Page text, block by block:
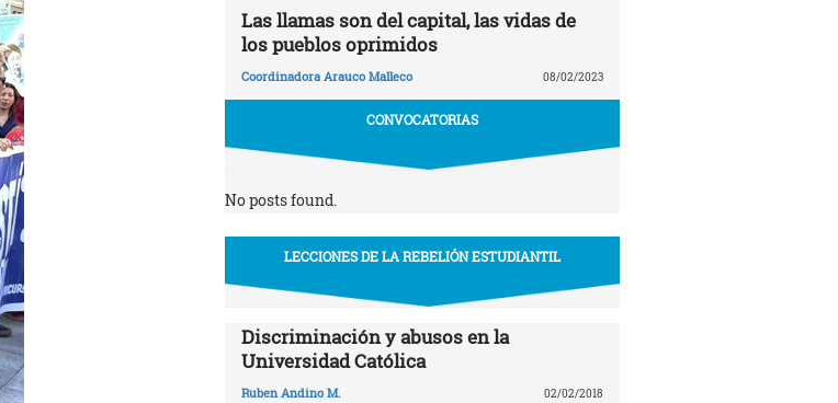
Las llamas son del capital, las vidas de
los pueblos oprimidos
Coordinadora Arauco Malleco 08/02/2023
CONVOCATORIAS
No posts found.
LECCIONES DE LA REBELIÓN ESTUDIANTIL
Discriminación y abusos en la
Universidad Católica
Ruben Andino M. 02/02/2018